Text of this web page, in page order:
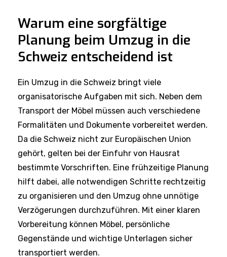
Warum eine sorgfältige
Planung beim Umzug in die
Schweiz entscheidend ist
Ein Umzug in die Schweiz bringt viele
organisatorische Aufgaben mit sich. Neben dem
Transport der Möbel müssen auch verschiedene
Formalitäten und Dokumente vorbereitet werden.
Da die Schweiz nicht zur Europäischen Union
gehört, gelten bei der Einfuhr von Hausrat
bestimmte Vorschriften. Eine frühzeitige Planung
hilft dabei, alle notwendigen Schritte rechtzeitig
zu organisieren und den Umzug ohne unnötige
Verzögerungen durchzuführen. Mit einer klaren
Vorbereitung können Möbel, persönliche
Gegenstände und wichtige Unterlagen sicher
transportiert werden.